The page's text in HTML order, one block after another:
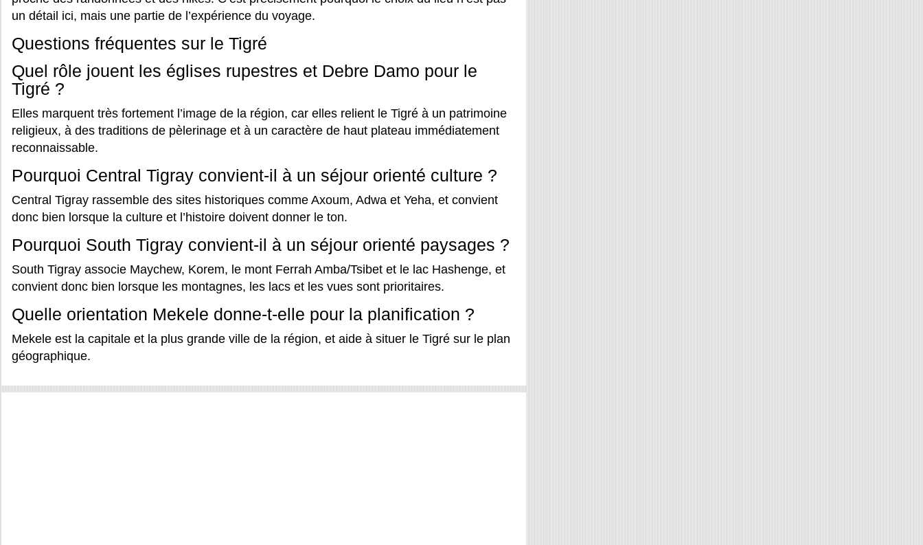
un détail ici, mais une partie de l’expérience du voyage.
Questions fréquentes sur le Tigré
Quel rôle jouent les églises rupestres et Debre Damo pour le
Tigré ?
Elles marquent très fortement l’image de la région, car elles relient le Tigré à un patrimoine
religieux, à des traditions de pèlerinage et à un caractère de haut plateau immédiatement
reconnaissable.
Pourquoi Central Tigray convient-il à un séjour orienté culture ?
Central Tigray rassemble des sites historiques comme Axoum, Adwa et Yeha, et convient
donc bien lorsque la culture et l’histoire doivent donner le ton.
Pourquoi South Tigray convient-il à un séjour orienté paysages ?
South Tigray associe Maychew, Korem, le mont Ferrah Amba/Tsibet et le lac Hashenge, et
convient donc bien lorsque les montagnes, les lacs et les vues sont prioritaires.
Quelle orientation Mekele donne-t-elle pour la planification ?
Mekele est la capitale et la plus grande ville de la région, et aide à situer le Tigré sur le plan
géographique.